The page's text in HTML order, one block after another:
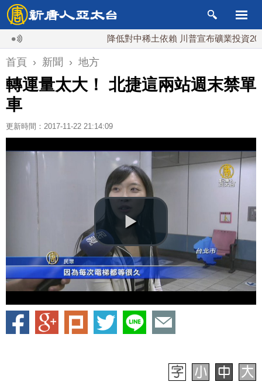
降低對中稀土依賴 川普宣布礦業投資20億美元
首頁 › 新聞 › 地方
轉運量太大！ 北捷這兩站週末禁單
車
更新時間：2017-11-22 21:14:09